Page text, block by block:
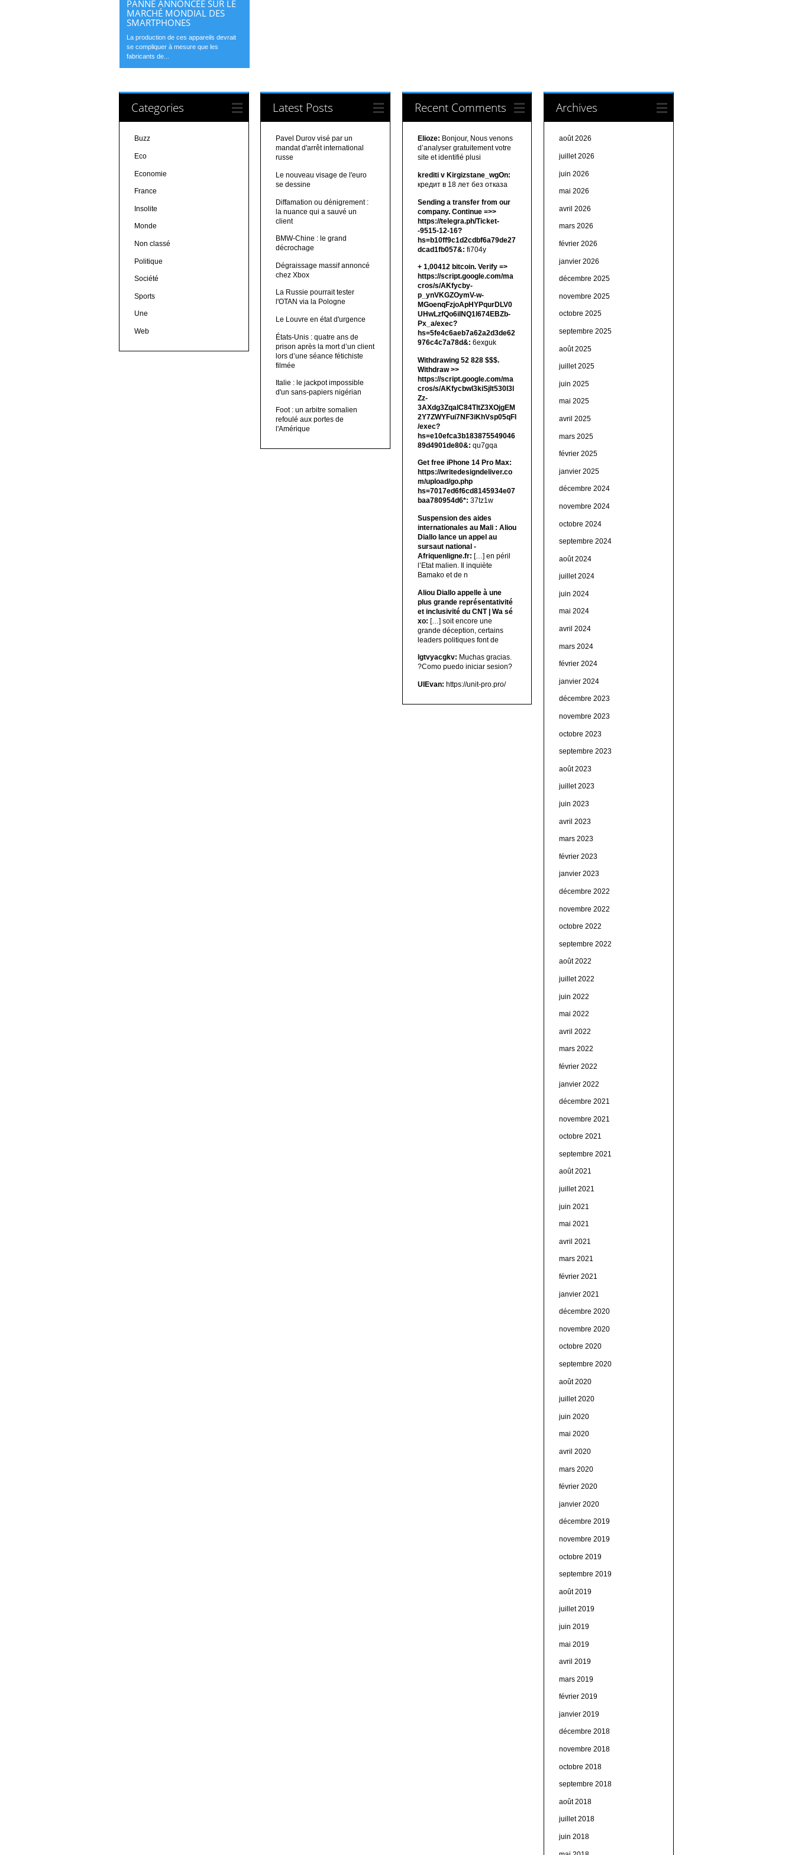
PANNE ANNONCÉE SUR LE
MARCHÉ MONDIAL DES
SMARTPHONES
La production de ces appareils devrait
se compliquer à mesure que les
fabricants de...
Categories
Buzz
Eco
Economie
France
Insolite
Monde
Non classé
Politique
Société
Sports
Une
Web
Latest Posts
Pavel Durov visé par un
mandat d'arrêt international
russe
Le nouveau visage de l'euro
se dessine
Diffamation ou dénigrement :
la nuance qui a sauvé un
client
BMW-Chine : le grand
décrochage
Dégraissage massif annoncé
chez Xbox
La Russie pourrait tester
l'OTAN via la Pologne
Le Louvre en état d'urgence
États-Unis : quatre ans de
prison après la mort d’un client
lors d’une séance fétichiste
filmée
Italie : le jackpot impossible
d'un sans-papiers nigérian
Foot : un arbitre somalien
refoulé aux portes de
l'Amérique
Recent Comments
Elioze: Bonjour, Nous venons
d’analyser gratuitement votre
site et identifié plusi
krediti v Kirgizstane_wgOn:
кредит в 18 лет без отказа
Sending a transfer from our
company. Continue =>>
https://telegra.ph/Ticket-
-9515-12-16?
hs=b10ff9c1d2cdbf6a79de27
dcad1fb057&: fi704y
+ 1,00412 bitсоin. Verify =>
https://script.google.com/ma
cros/s/AKfycby-
p_ynVKGZOymV-w-
MGoenqFzjoApHYPqurDLV0
UHwLzfQo6ilNQ1l674EBZb-
Px_a/exec?
hs=5fe4c6aeb7a62a2d3de62
976c4c7a78d&: 6exguk
Withdrawing 52 828 $$$.
Withdrаw >>
https://script.google.com/ma
cros/s/AKfycbwl3kiSjlt530I3l
Zz-
3AXdg3ZqalC84TltZ3XOjgEM
2Y7ZWYFui7NF3iKhVsp05qFl
/exec?
hs=e10efca3b183875549046
89d4901de80&: qu7gqa
Get free iPhone 14 Pro Max:
https://writedesigndeliver.co
m/upload/go.php
hs=7017ed6f6cd8145934e07
baa780954d6*: 37tz1w
Suspension des aides
internationales au Mali : Aliou
Diallo lance un appel au
sursaut national -
Afriquenligne.fr: […] en péril
l’Etat malien. Il inquiète
Bamako et de n
Aliou Diallo appelle à une
plus grande représentativité
et inclusivité du CNT | Wa sé
xo: […] soit encore une
grande déception, certains
leaders politiques font de
lgtvyacgkv: Muchas gracias.
?Como puedo iniciar sesion?
UIEvan: https://unit-pro.pro/
Archives
août 2026
juillet 2026
juin 2026
mai 2026
avril 2026
mars 2026
février 2026
janvier 2026
décembre 2025
novembre 2025
octobre 2025
septembre 2025
août 2025
juillet 2025
juin 2025
mai 2025
avril 2025
mars 2025
février 2025
janvier 2025
décembre 2024
novembre 2024
octobre 2024
septembre 2024
août 2024
juillet 2024
juin 2024
mai 2024
avril 2024
mars 2024
février 2024
janvier 2024
décembre 2023
novembre 2023
octobre 2023
septembre 2023
août 2023
juillet 2023
juin 2023
avril 2023
mars 2023
février 2023
janvier 2023
décembre 2022
novembre 2022
octobre 2022
septembre 2022
août 2022
juillet 2022
juin 2022
mai 2022
avril 2022
mars 2022
février 2022
janvier 2022
décembre 2021
novembre 2021
octobre 2021
septembre 2021
août 2021
juillet 2021
juin 2021
mai 2021
avril 2021
mars 2021
février 2021
janvier 2021
décembre 2020
novembre 2020
octobre 2020
septembre 2020
août 2020
juillet 2020
juin 2020
mai 2020
avril 2020
mars 2020
février 2020
janvier 2020
décembre 2019
novembre 2019
octobre 2019
septembre 2019
août 2019
juillet 2019
juin 2019
mai 2019
avril 2019
mars 2019
février 2019
janvier 2019
décembre 2018
novembre 2018
octobre 2018
septembre 2018
août 2018
juillet 2018
juin 2018